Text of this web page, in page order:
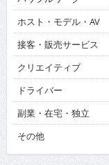
ホスト・モデル・AV
接客・販売サービス
クリエイティブ
ドライバー
副業・在宅・独立
その他